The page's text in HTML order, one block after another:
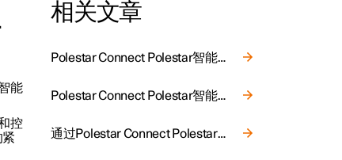
能
控
相关文章
Polestar Connect Polestar智能互联提供的紧急援助
Polestar Connect Polestar智能互联提供的自动碰撞警报
通过Polestar Connect Polestar智能互联获取信息服务